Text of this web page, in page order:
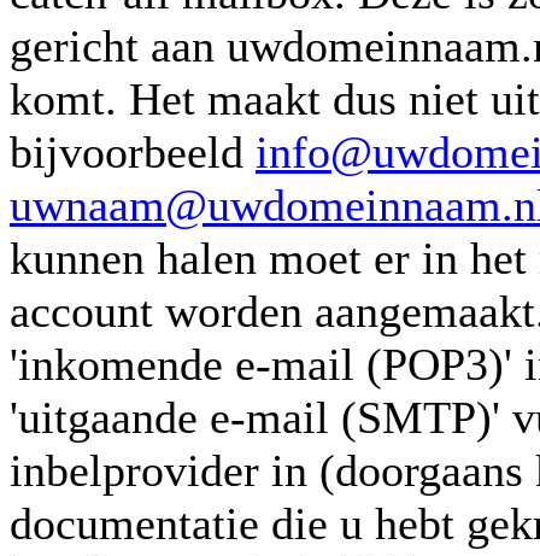
gericht aan
komt. Het maakt dus niet
bijvoorbeeld
kunnen halen moet er in
account worden
'inkomende e-mail
'uitgaande e-mail (SMTP)'
inbelprovider in
documentatie die u hebt